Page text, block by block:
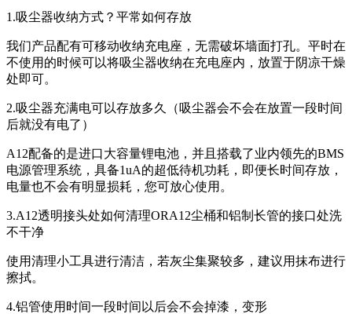
1.吸尘器收纳方式？平常如何存放
我们产品配有可移动收纳充电座，无需破坏墙面打孔。平时在
不使用的时候可以将吸尘器收纳在充电座内，放置于阴凉干燥
处即可。
2.吸尘器充满电可以存放多久（吸尘器会不会在放置一段时间
后就没有电了）
A12配备的是进口大容量锂电池，并且搭载了业内领先的BMS
电源管理系统，具备1uA的超低待机功耗，即便长时间存放，
电量也不会有明显损耗，您可放心使用。
3.A12透明接头处如何清理ORA12尘桶和铝制长管的接口处洗
不干净
使用清理小工具进行清洁，若灰尘集聚较多，建议用抹布进行
擦拭。
4.铝管使用时间一段时间以后会不会掉漆，变形